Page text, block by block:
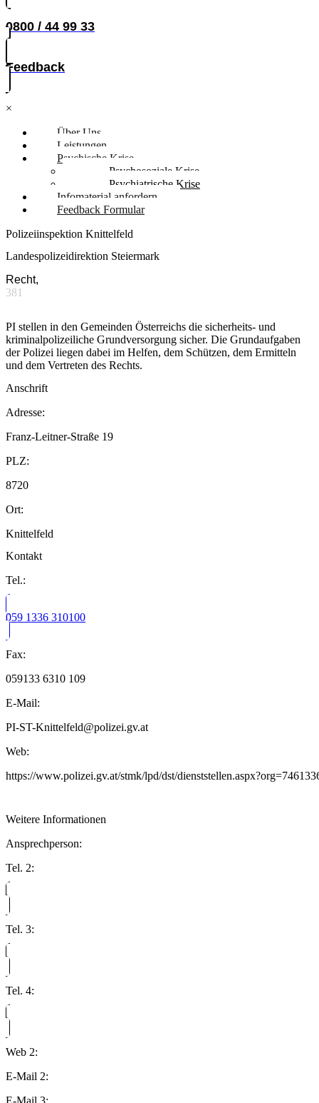
0800 / 44 99 33
Feedback
×
Über Uns
Leistungen
Psychische Krise
Psychosoziale Krise
Psychiatrische Krise
Infomaterial anfordern
Feedback Formular
Polizeiinspektion Knittelfeld
Landespolizeidirektion Steiermark
Recht,
381
PI stellen in den Gemeinden Österreichs die sicherheits- und
kriminalpolizeiliche Grundversorgung sicher. Die Grundaufgaben
der Polizei liegen dabei im Helfen, dem Schützen, dem Ermitteln
und dem Vertreten des Rechts.
Anschrift
Adresse:
Franz-Leitner-Straße 19
PLZ:
8720
Ort:
Knittelfeld
Kontakt
Tel.:
059 1336 310100
Fax:
059133 6310 109
E-Mail:
PI-ST-Knittelfeld@polizei.gv.at
Web:
https://www.polizei.gv.at/stmk/lpd/dst/
Weitere Informationen
Ansprechperson:
Tel. 2:
Tel. 3:
Tel. 4:
Web 2:
E-Mail 2:
E-Mail 3: